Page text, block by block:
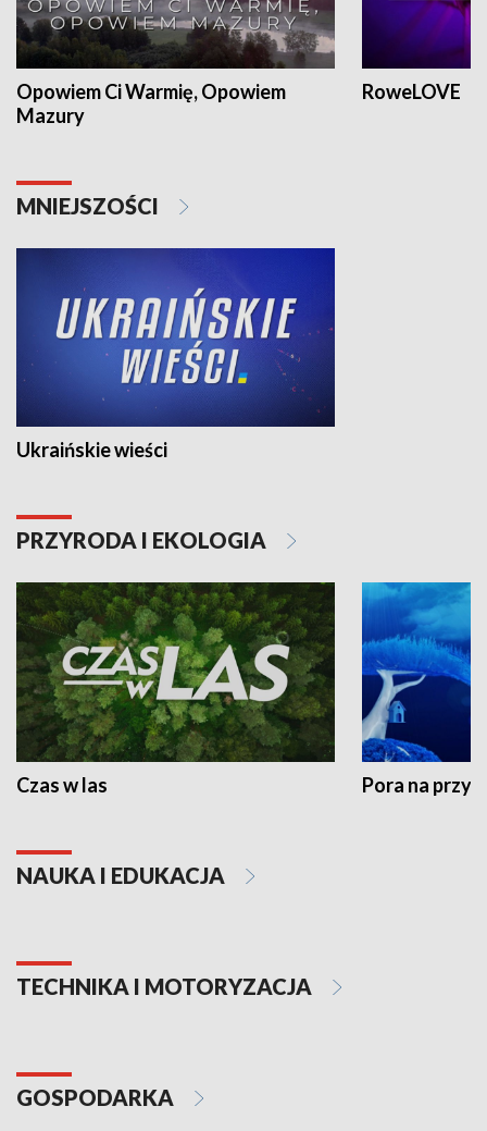
Opowiem Ci Warmię, Opowiem
Mazury
RoweLOVE
MNIEJSZOŚCI
Ukraińskie wieści
PRZYRODA I EKOLOGIA
Czas w las Pora na
NAUKA I EDUKACJA
TECHNIKA I MOTORYZACJA
GOSPODARKA